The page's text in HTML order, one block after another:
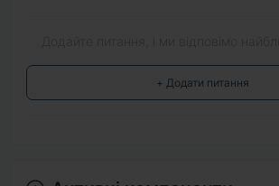
+ Додати питання